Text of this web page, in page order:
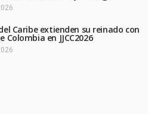
Caribe extienden su reinado con
en JJCC2026